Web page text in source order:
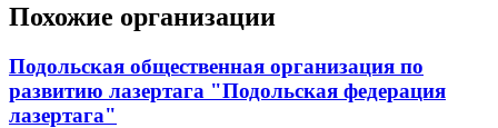
Похожие организации
Подольская общественная организация по
развитию лазертага "Подольская федерация
лазертага"